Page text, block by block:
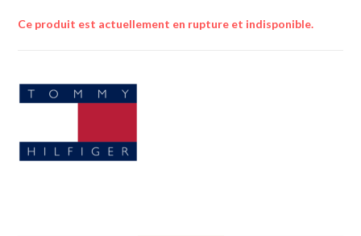
Ce produit est actuellement en rupture et indisponible.